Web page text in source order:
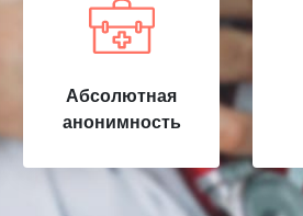
Абсолютная
анонимность